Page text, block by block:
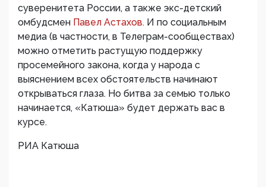
суверенитета России, а также экс-детский
омбудсмен Павел Астахов. И по социальным
медиа (в частности, в Телеграм-сообществах)
можно отметить растущую поддержку
просемейного закона, когда у народа с
выяснением всех обстоятельств начинают
открываться глаза. Но битва за семью только
начинается, «Катюша» будет держать вас в
курсе.
РИА Катюша